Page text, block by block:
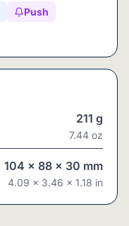
Push
211 g
7.44 oz
104 x 88 x 30 mm
4.09 x 3.46 x 1.18 in